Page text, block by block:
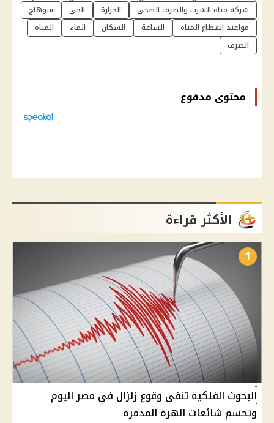
شركة مياه الشرب والصرف الصحي
الحرارة الحي
سوهاج
مواعيد انقطاع المياه
الساعة السكان الماء
المياه
الصرف
محتوى مدفوع
الأكثر قراءة
1
البحوث الفلكية تنفي وقوع زلزال في مصر اليوم
وتحسم شائعات الهزة المدمرة